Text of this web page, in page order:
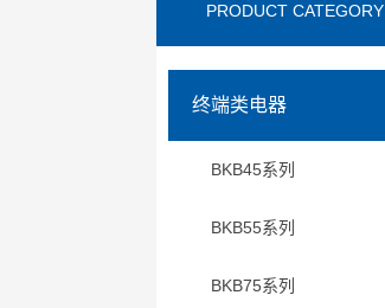
PRODUCT CATEGORY
终端类电器
BKB45系列
BKB55系列
BKB75系列